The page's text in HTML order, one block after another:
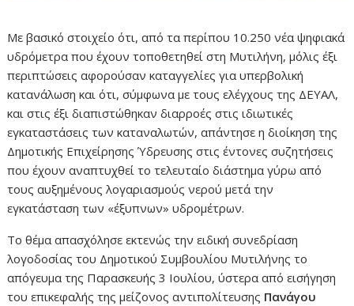
Με βασικό στοιχείο ότι, από τα περίπου 10.250 νέα ψηφιακά
υδρόμετρα που έχουν τοποθετηθεί στη Μυτιλήνη, μόλις έξι
περιπτώσεις αφορούσαν καταγγελίες για υπερβολική
κατανάλωση και ότι, σύμφωνα με τους ελέγχους της ΔΕΥΑΛ,
και στις έξι διαπιστώθηκαν διαρροές στις ιδιωτικές
εγκαταστάσεις των καταναλωτών, απάντησε η διοίκηση της
Δημοτικής Επιχείρησης Ύδρευσης στις έντονες συζητήσεις
που έχουν αναπτυχθεί το τελευταίο διάστημα γύρω από
τους αυξημένους λογαριασμούς νερού μετά την
εγκατάσταση των «έξυπνων» υδρομέτρων.
Το θέμα απασχόλησε εκτενώς την ειδική συνεδρίαση
λογοδοσίας του Δημοτικού Συμβουλίου Μυτιλήνης το
απόγευμα της Παρασκευής 3 Ιουλίου, ύστερα από εισήγηση
του επικεφαλής της μείζονος αντιπολίτευσης Πανάγου